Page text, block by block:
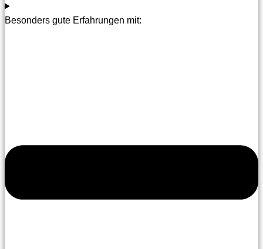
Besonders gute Erfahrungen mit: